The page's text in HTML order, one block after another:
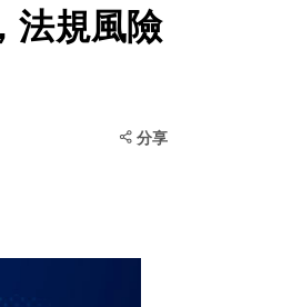
法規風險
分享